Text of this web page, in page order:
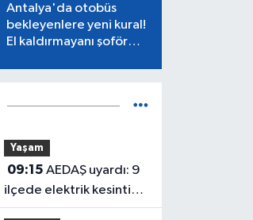
Antalya'da otobüs
bekleyenlere yeni kural!
El kaldırmayanı şoför
Yaşam
09:15
ilçede elektrik kesintisi
yaşanacak